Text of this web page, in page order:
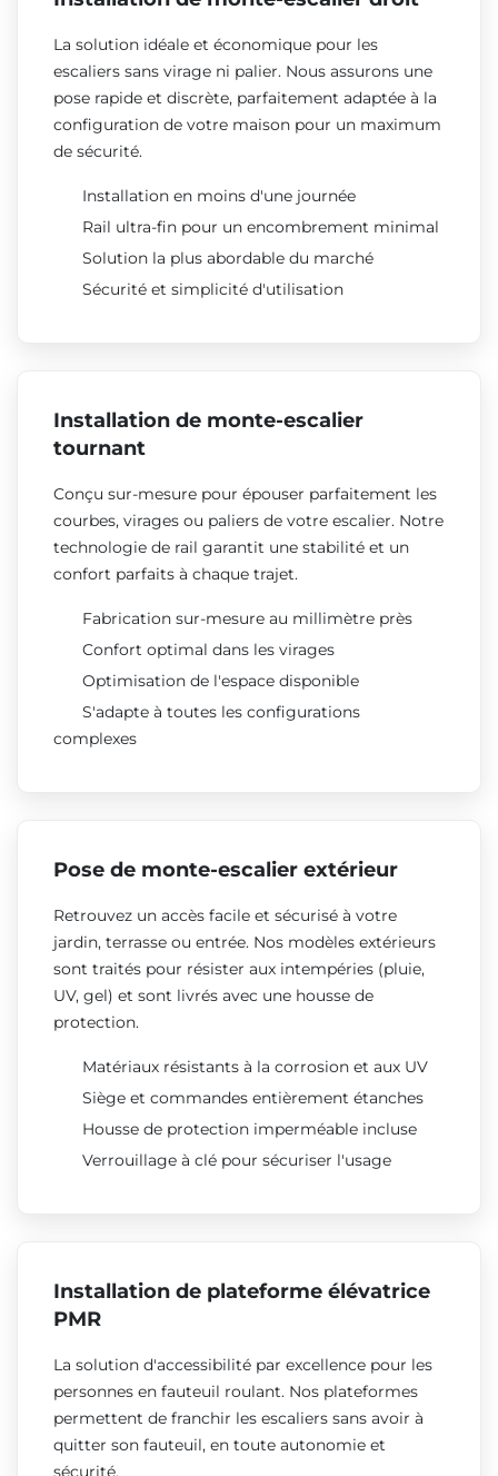
La solution idéale et économique pour les
escaliers sans virage ni palier. Nous assurons une
pose rapide et discrète, parfaitement adaptée à la
configuration de votre maison pour un maximum
de sécurité.
Installation en moins d'une journée
Rail ultra-fin pour un encombrement minimal
Solution la plus abordable du marché
Sécurité et simplicité d'utilisation
Installation de monte-escalier
tournant
Conçu sur-mesure pour épouser parfaitement les
courbes, virages ou paliers de votre escalier. Notre
technologie de rail garantit une stabilité et un
confort parfaits à chaque trajet.
Fabrication sur-mesure au millimètre près
Confort optimal dans les virages
Optimisation de l'espace disponible
S'adapte à toutes les configurations
complexes
Pose de monte-escalier extérieur
Retrouvez un accès facile et sécurisé à votre
jardin, terrasse ou entrée. Nos modèles extérieurs
sont traités pour résister aux intempéries (pluie,
UV, gel) et sont livrés avec une housse de
protection.
Matériaux résistants à la corrosion et aux UV
Siège et commandes entièrement étanches
Housse de protection imperméable incluse
Verrouillage à clé pour sécuriser l'usage
Installation de plateforme élévatrice
PMR
La solution d'accessibilité par excellence pour les
personnes en fauteuil roulant. Nos plateformes
permettent de franchir les escaliers sans avoir à
quitter son fauteuil, en toute autonomie et
sécurité.